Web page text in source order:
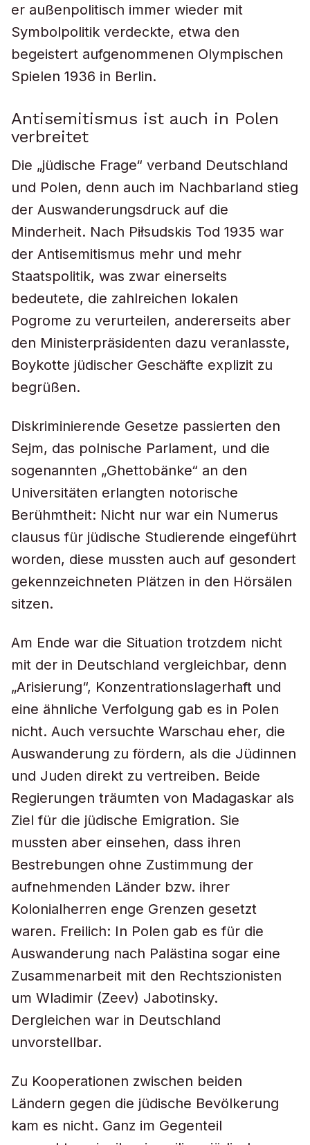
er außenpolitisch immer wieder mit
Symbolpolitik verdeckte, etwa den
begeistert aufgenommenen Olympischen
Spielen 1936 in Berlin.
Antisemitismus ist auch in Polen
verbreitet
Die „jüdische Frage“ verband Deutschland
und Polen, denn auch im Nachbarland stieg
der Auswanderungsdruck auf die
Minderheit. Nach Piłsudskis Tod 1935 war
der Antisemitismus mehr und mehr
Staatspolitik, was zwar einerseits
bedeutete, die zahlreichen lokalen
Pogrome zu verurteilen, andererseits aber
den Ministerpräsidenten dazu veranlasste,
Boykotte jüdischer Geschäfte explizit zu
begrüßen.
Diskriminierende Gesetze passierten den
Sejm, das polnische Parlament, und die
sogenannten „Ghettobänke“ an den
Universitäten erlangten notorische
Berühmtheit: Nicht nur war ein Numerus
clausus für jüdische Studierende eingeführt
worden, diese mussten auch auf gesondert
gekennzeichneten Plätzen in den Hörsälen
sitzen.
Am Ende war die Situation trotzdem nicht
mit der in Deutschland vergleichbar, denn
„Arisierung“, Konzentrationslagerhaft und
eine ähnliche Verfolgung gab es in Polen
nicht. Auch versuchte Warschau eher, die
Auswanderung zu fördern, als die Jüdinnen
und Juden direkt zu vertreiben. Beide
Regierungen träumten von Madagaskar als
Ziel für die jüdische Emigration. Sie
mussten aber einsehen, dass ihren
Bestrebungen ohne Zustimmung der
aufnehmenden Länder bzw. ihrer
Kolonialherren enge Grenzen gesetzt
waren. Freilich: In Polen gab es für die
Auswanderung nach Palästina sogar eine
Zusammenarbeit mit den Rechtszionisten
um Wladimir (Zeev) Jabotinsky.
Dergleichen war in Deutschland
unvorstellbar.
Zu Kooperationen zwischen beiden
Ländern gegen die jüdische Bevölkerung
kam es nicht. Ganz im Gegenteil